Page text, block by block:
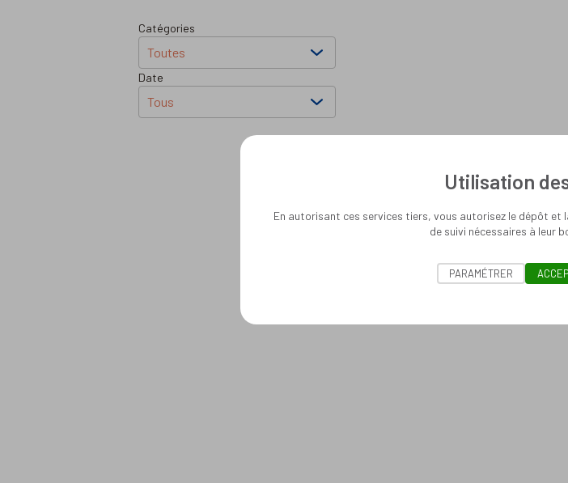
Filtrer les documents par:
Catégories
Date
Utilisation
En autorisant ces services tiers, vous autorisez le dépôt
de suivi nécessaires à leur
PARAMÉTRER